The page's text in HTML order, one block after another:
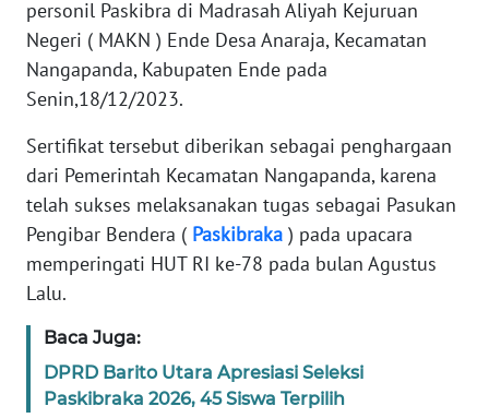
personil Paskibra di Madrasah Aliyah Kejuruan
Negeri ( MAKN ) Ende Desa Anaraja, Kecamatan
Nangapanda, Kabupaten Ende pada
Senin,18/12/2023.
Sertifikat tersebut diberikan sebagai penghargaan
dari Pemerintah Kecamatan Nangapanda, karena
telah sukses melaksanakan tugas sebagai Pasukan
Pengibar Bendera ( Paskibraka ) pada upacara
memperingati HUT RI ke-78 pada bulan Agustus
Lalu.
Baca Juga:
DPRD Barito Utara Apresiasi Seleksi
Paskibraka 2026, 45 Siswa Terpilih
TENTANG
PEDOMAN
MEDIA
REDAKSI
KARIR
DISCLAIMER
Wahana
Regional